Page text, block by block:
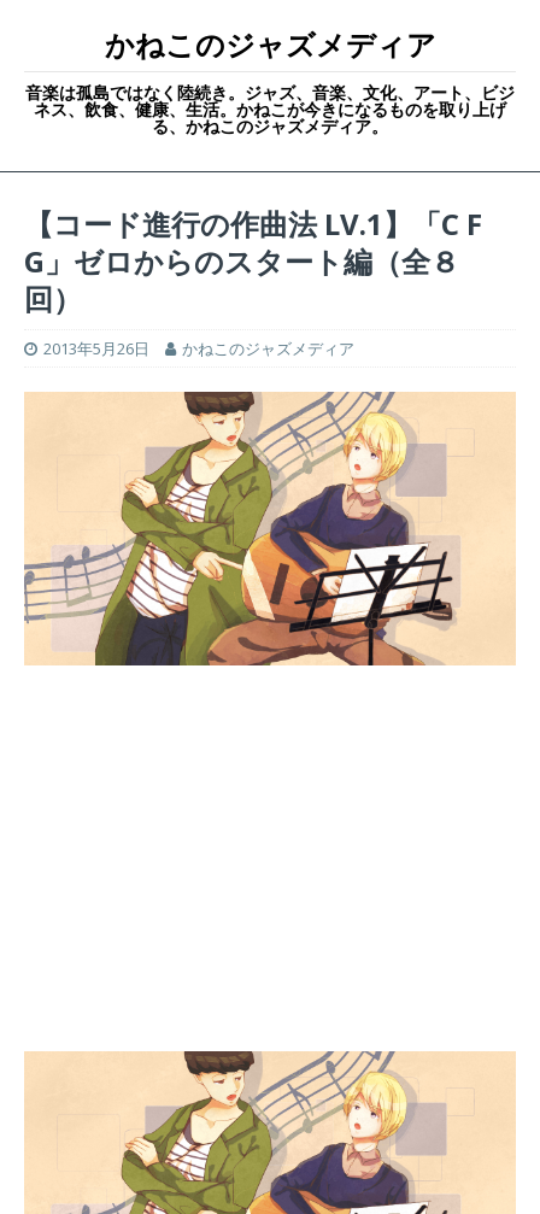
かねこのジャズメディア
音楽は孤島ではなく陸続き。ジャズ、音楽、文化、アート、ビジ
ネス、飲食、健康、生活。かねこが今きになるものを取り上げ
る、かねこのジャズメディア。
【コード進行の作曲法 LV.1】「C F
G」ゼロからのスタート編（全８
回）
2013年5月26日 かねこのジャズメディア